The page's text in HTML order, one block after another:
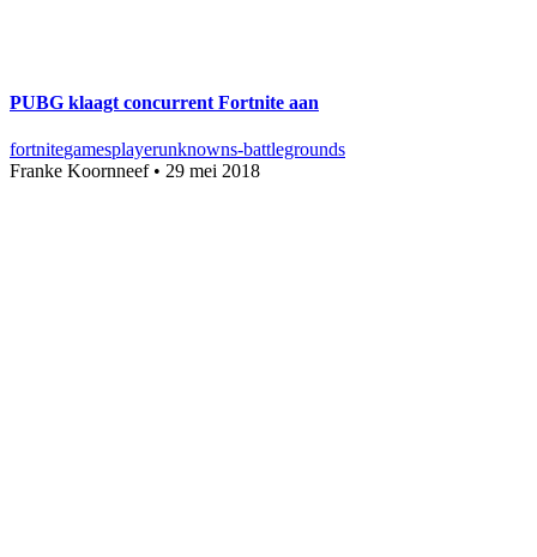
PUBG klaagt concurrent Fortnite aan
fortnitegamesplayerunknowns-battlegrounds
Franke Koornneef• 29 mei 2018